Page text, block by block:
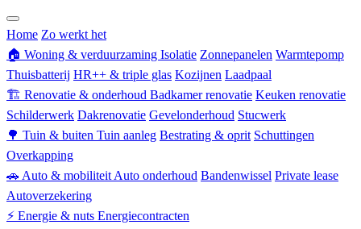
Home Zo werkt het
🏠 Woning & verduurzaming Isolatie Zonnepanelen Warmtepomp
Thuisbatterij HR++ & triple glas Kozijnen Laadpaal
🏗 Renovatie & onderhoud Badkamer renovatie Keuken renovatie
Schilderwerk Dakrenovatie Gevelonderhoud Stucwerk
🌳 Tuin & buiten Tuin aanleg Bestrating & oprit Schuttingen
Overkapping
🚗 Auto & mobiliteit Auto onderhoud Bandenwissel Private lease
Autoverzekering
⚡ Energie & nuts Energiecontracten